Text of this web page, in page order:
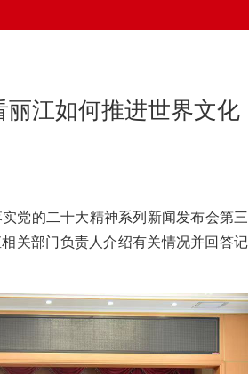
江如何推进世界文化
党的二十大精神系列新闻发布会第三
关部门负责人介绍有关情况并回答记